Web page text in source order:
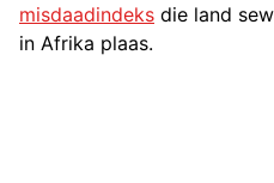
misdaadindeks die land
in Afrika plaas.